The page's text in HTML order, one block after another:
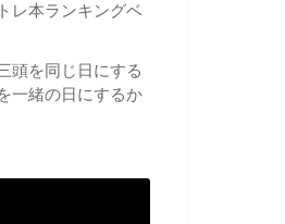
レ本ランキングベ
頭を同じ日にする
一緒の日にするか